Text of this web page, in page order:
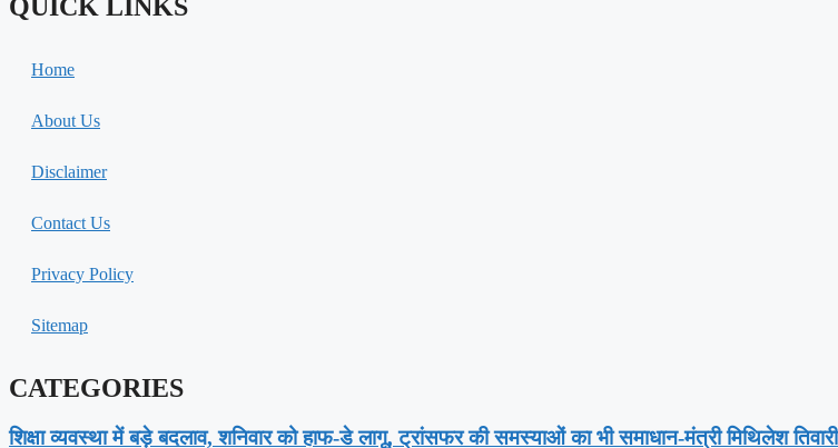
QUICK LINKS
Home
About Us
Disclaimer
Contact Us
Privacy Policy
Sitemap
CATEGORIES
शिक्षा व्यवस्था में बड़े बदलाव, शनिवार को हाफ-डे लागू, ट्रांसफर की समस्याओं का भी समाधान-मंत्री मिथिलेश